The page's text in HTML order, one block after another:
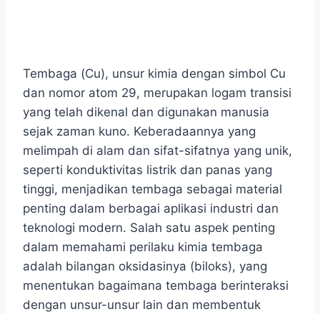
Tembaga (Cu), unsur kimia dengan simbol Cu
dan nomor atom 29, merupakan logam transisi
yang telah dikenal dan digunakan manusia
sejak zaman kuno. Keberadaannya yang
melimpah di alam dan sifat-sifatnya yang unik,
seperti konduktivitas listrik dan panas yang
tinggi, menjadikan tembaga sebagai material
penting dalam berbagai aplikasi industri dan
teknologi modern. Salah satu aspek penting
dalam memahami perilaku kimia tembaga
adalah bilangan oksidasinya (biloks), yang
menentukan bagaimana tembaga berinteraksi
dengan unsur-unsur lain dan membentuk